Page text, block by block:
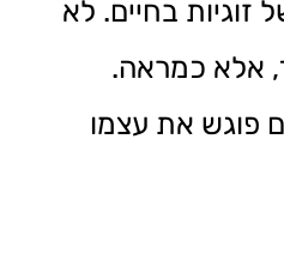
זוגיות בחיים. לא
אלא כמראה.
פוגש את עצמו